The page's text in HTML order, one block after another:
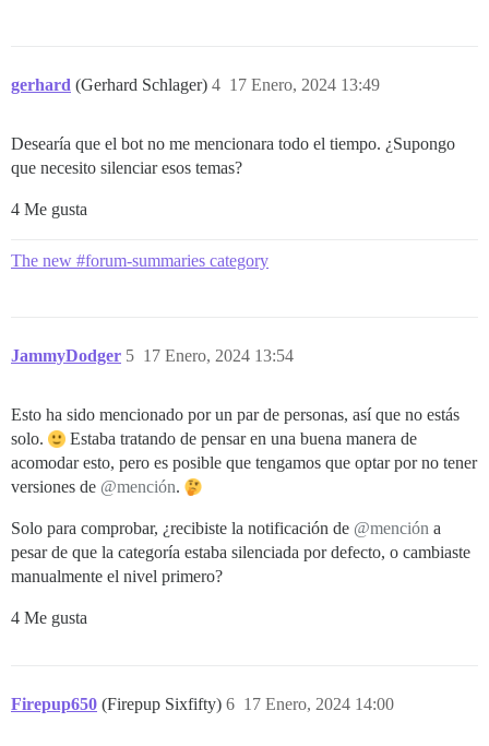
gerhard (Gerhard Schlager) 17 Enero, 2024 13:49
4
Desearía que el bot no me mencionara todo el tiempo. ¿Supongo
que necesito silenciar esos temas?
4 Me gusta
The new #forum-summaries category
JammyDodger 17 Enero, 2024 13:54
5
Esto ha sido mencionado por un par de personas, así que no estás
solo.
Estaba tratando de pensar en una buena manera de
acomodar esto, pero es posible que tengamos que optar por no tener
versiones de @mención.
Solo para comprobar, ¿recibiste la notificación de @mención a
pesar de que la categoría estaba silenciada por defecto, o cambiaste
manualmente el nivel primero?
4 Me gusta
Firepup650 (Firepup Sixfifty) 17 Enero, 2024 14:00
6